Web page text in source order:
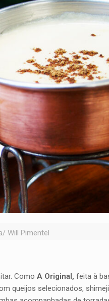
Will Pimentel
Como A Original, feita à
queijos selecionados,